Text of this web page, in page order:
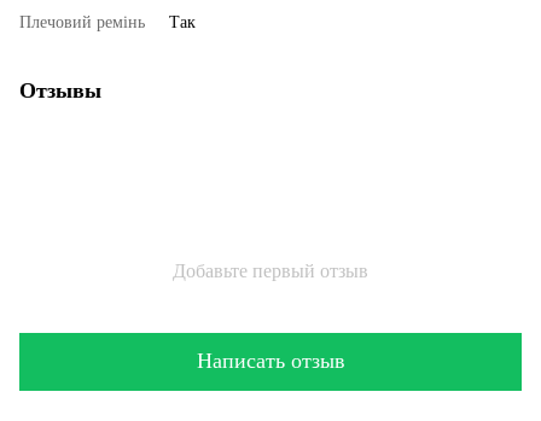
Плечовий ремінь
Так
Отзывы
Добавьте первый отзыв
Написать отзыв